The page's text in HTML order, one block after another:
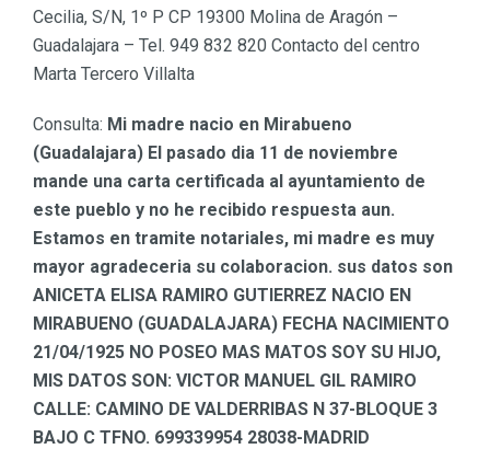
Cecilia, S/N, 1º P CP 19300 Molina de Aragón –
Guadalajara – Tel. 949 832 820 Contacto del centro
Marta Tercero Villalta
Consulta: Mi madre nacio en Mirabueno
(Guadalajara) El pasado dia 11 de noviembre
mande una carta certificada al ayuntamiento de
este pueblo y no he recibido respuesta aun.
Estamos en tramite notariales, mi madre es muy
mayor agradeceria su colaboracion. sus datos son
ANICETA ELISA RAMIRO GUTIERREZ NACIO EN
MIRABUENO (GUADALAJARA) FECHA NACIMIENTO
21/04/1925 NO POSEO MAS MATOS SOY SU HIJO,
MIS DATOS SON: VICTOR MANUEL GIL RAMIRO
CALLE: CAMINO DE VALDERRIBAS N 37-BLOQUE 3
BAJO C TFNO. 699339954 28038-MADRID